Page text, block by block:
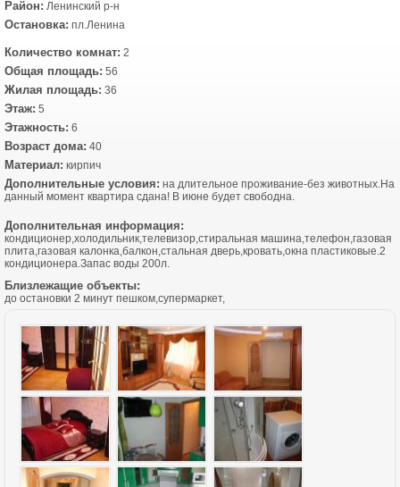
Район: Ленинский р-н
Остановка: пл.Ленина
Количество комнат: 2
Общая площадь: 56
Жилая площадь: 36
Этаж: 5
Этажность: 6
Возраст дома: 40
Материал: кирпич
Дополнительные условия: на длительное проживание-без животных.На
данный момент квартира сдана! В июне будет свободна.
Дополнительная информация:
кондиционер,холодильник,телевизор,стиральная машина,телефон,газовая
плита,газовая калонка,балкон,стальная дверь,кровать,окна пластиковые.2
кондиционера.Запас воды 200л.
Близлежащие объекты:
до остановки 2 минут пешком,супермаркет,